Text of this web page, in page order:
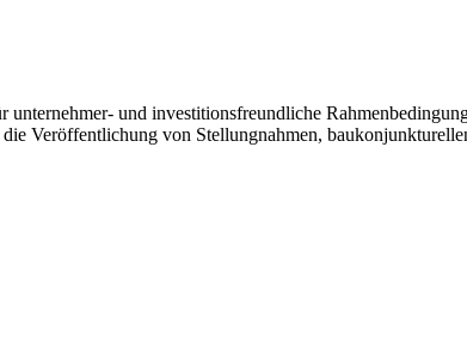
unternehmer- und investitionsfreundliche
Veröffentlichung von Stellungnahmen,